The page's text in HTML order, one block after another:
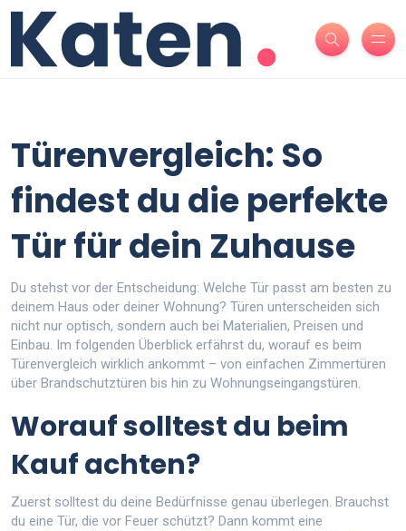
Türenvergleich: So
findest du die perfekte
Tür für dein Zuhause
Du stehst vor der Entscheidung: Welche Tür passt am besten zu
deinem Haus oder deiner Wohnung? Türen unterscheiden sich
nicht nur optisch, sondern auch bei Materialien, Preisen und
Einbau. Im folgenden Überblick erfährst du, worauf es beim
Türenvergleich wirklich ankommt – von einfachen Zimmertüren
über Brandschutztüren bis hin zu Wohnungseingangstüren.
Worauf solltest du beim
Kauf achten?
Zuerst solltest du deine Bedürfnisse genau überlegen. Brauchst
du eine Tür, die vor Feuer schützt? Dann kommt eine